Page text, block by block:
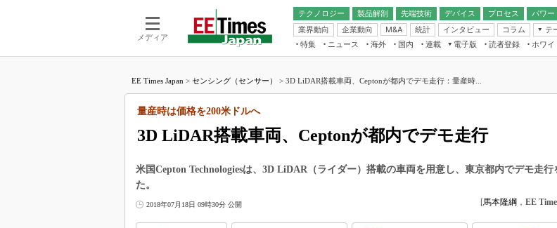
メディア
テクノロジー 製品解剖
先端技術
電池／エネルギー
デバイス
アナログ
マイコン
プロセス パワー
無線
業界動向
企業動向 M&A 統計 インタビュー コラム
テ
フィジカルAI
読者調査（EE Times Research）
電源設計（EDN Japan）
エレクトロニクス入門（EDN
特集 ニュース 海外 国内
連載
福田昭のデバイス通信
大原雄介のエレ・組み込みプレイバ
電子版
電子ブックレット
読者登録 ホワイ
EE Times Japan > センシング（センサー） > 3D LiDAR搭載車両、Ceptonが都内でデモ走行：量産時...
3D LiDAR搭載車両、Ceptonが都内でデモ走行
量産時は価格を200米ドルへ
米国Cepton Technologiesは、3D LiDAR（ライダー）搭載の車両を用意し、東京都内でデモ走行
た。
2018年07月18日 09時30分 公開 [馬本隆綱 ， EE